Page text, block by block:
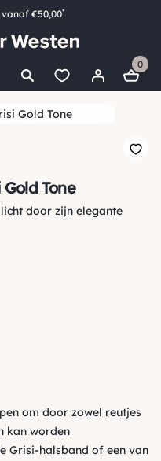
€50,00*
met Klarna
op voorraad
0
Tone
door zijn elegante
om door zowel reutjes
kan worden
Grisi-halsband of een van